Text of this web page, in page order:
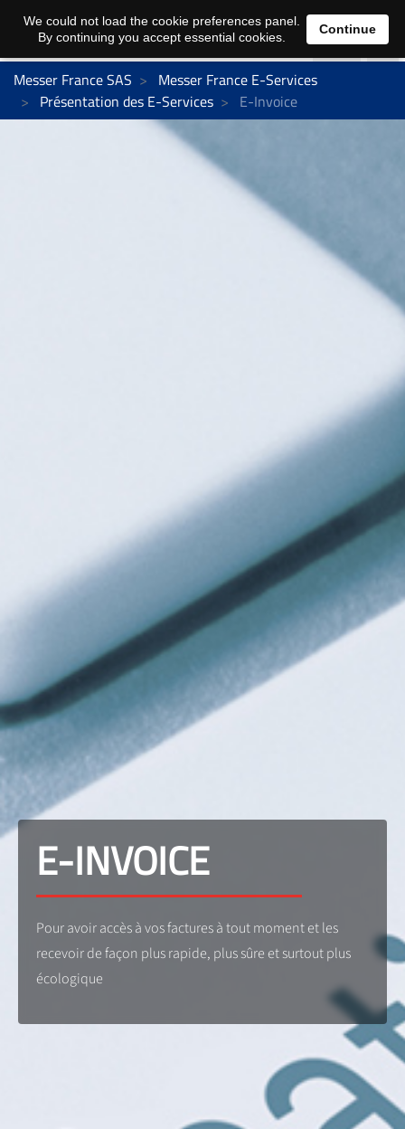
Messer France SAS
Messer France E-Services
Présentation des E-Services
E-Invoice
E-INVOICE
Pour avoir accès à vos factures à tout moment et les
recevoir de façon plus rapide, plus sûre et surtout plus
écologique
We could not load the cookie preferences panel.
By continuing you accept essential cookies.
Continue